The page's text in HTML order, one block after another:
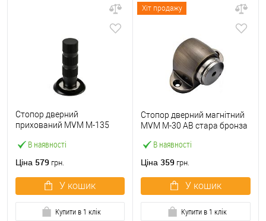
В наявності
Стопор дверний
прихований MVM M-135
Ціна 579 грн.
У кошик
Купити в 1 клік
Хіт продажу
В наявності
Стопор дверний магнітний
MVM M-30 AB стара бронза
Ціна 359 грн.
У кошик
Купити в 1 клік